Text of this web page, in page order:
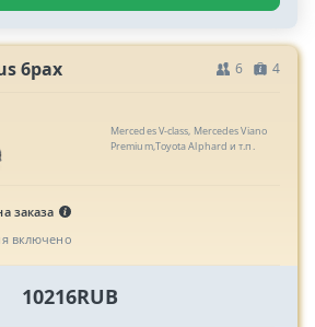
6pax 6 4
Mercedes V-class, Mercedes Viano
Premium,Toyota Alphard и т.п.
заказа
включено
10216RUB